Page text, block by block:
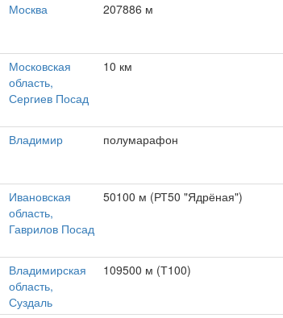
Москва 207886 м
Московская
область,
Сергиев Посад
10 км
Владимир полумарафон
Ивановская
область,
Гаврилов Посад
50100 м (РТ50 "Ядрёная")
Владимирская
область,
Суздаль
109500 м (Т100)